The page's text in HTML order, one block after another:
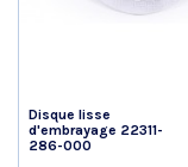
Disque lisse
d'embrayage 22311-
286-000